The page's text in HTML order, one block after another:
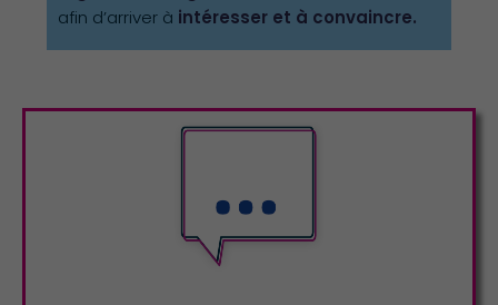
afin d’arriver à intéresser et à convaincre.